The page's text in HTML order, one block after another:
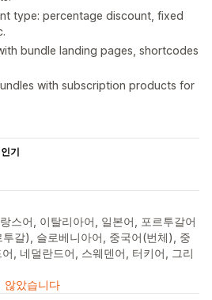
type: percentage discount, fixed
bundle landing pages, shortcodes
with subscription products for
기
스어, 이탈리아어, 일본어, 포르투갈어
갈), 슬로베니아어, 중국어(번체), 중
, 네덜란드어, 스웨덴어, 터키어, 그리
않았습니다